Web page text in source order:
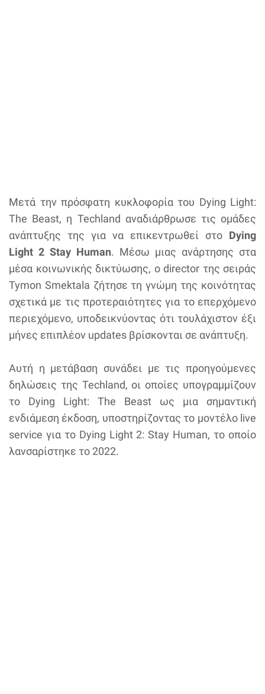
Μετά την πρόσφατη κυκλοφορία του Dying Light:
The Beast, η Techland αναδιάρθρωσε τις ομάδες
ανάπτυξης της για να επικεντρωθεί στο Dying
Light 2 Stay Human. Μέσω μιας ανάρτησης στα
μέσα κοινωνικής δικτύωσης, o director της σειράς
Tymon Smektala ζήτησε τη γνώμη της κοινότητας
σχετικά με τις προτεραιότητες για το επερχόμενο
περιεχόμενο, υποδεικνύοντας ότι τουλάχιστον έξι
μήνες επιπλέον updates βρίσκονται σε ανάπτυξη.
Αυτή η μετάβαση συνάδει με τις προηγούμενες
δηλώσεις της Techland, οι οποίες υπογραμμίζουν
το Dying Light: The Beast ως μια σημαντική
ενδιάμεση έκδοση, υποστηρίζοντας το μοντέλο live
service για το Dying Light 2: Stay Human, το οποίο
λανσαρίστηκε το 2022.